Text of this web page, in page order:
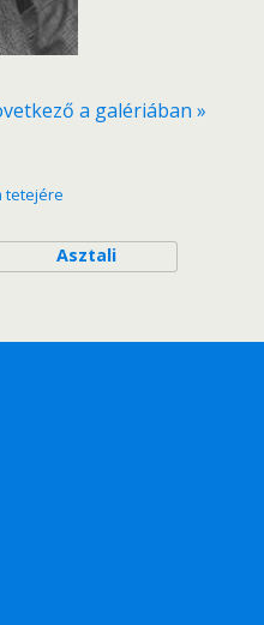
a galériában »
tetejére
Asztali